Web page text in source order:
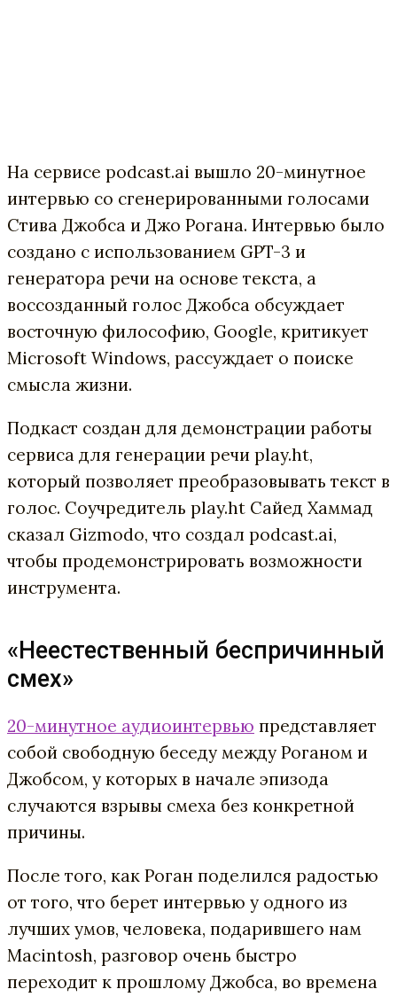
На сервисе podcast.ai вышло 20-минутное
интервью со сгенерированными голосами
Стива Джобса и Джо Рогана. Интервью было
создано с использованием GPT-3 и
генератора речи на основе текста, а
воссозданный голос Джобса обсуждает
восточную философию, Google, критикует
Microsoft Windows, рассуждает о поиске
смысла жизни.
Подкаст создан для демонстрации работы
сервиса для генерации речи play.ht,
который позволяет преобразовывать текст в
голос. Соучредитель play.ht Сайед Хаммад
сказал Gizmodo, что создал podcast.ai,
чтобы продемонстрировать возможности
инструмента.
«Неестественный беспричинный
смех»
20-минутное аудиоинтервью представляет
собой свободную беседу между Роганом и
Джобсом, у которых в начале эпизода
случаются взрывы смеха без конкретной
причины.
После того, как Роган поделился радостью
от того, что берет интервью у одного из
лучших умов, человека, подарившего нам
Macintosh, разговор очень быстро
переходит к прошлому Джобса, во времена